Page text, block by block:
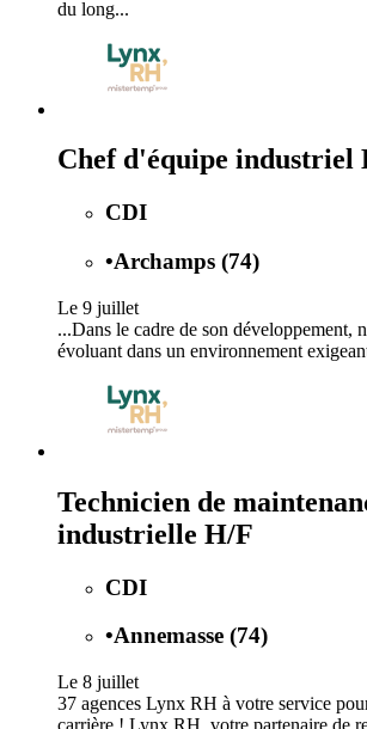
du long...
Chef d'équipe industriel
CDI
•Archamps (74)
Le 9 juillet
...Dans le cadre de son développement,
évoluant dans un environnement
Technicien de
industrielle H/F
CDI
•Annemasse (74)
Le 8 juillet
37 agences Lynx RH à votre service
carrière ! Lynx RH, votre partenaire de